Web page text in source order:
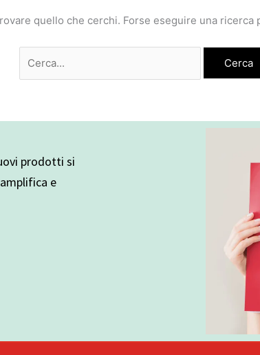
quello che cerchi. Forse eseguire una ricerca
prodotti si
e